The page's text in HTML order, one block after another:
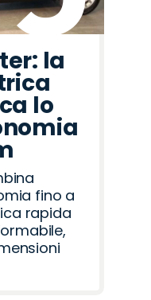
la
lo
fino a
rapida